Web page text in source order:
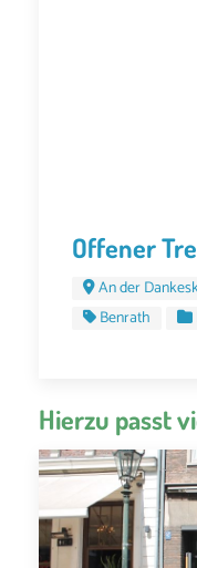
Offener
An der
Benrath
Hierzu passt